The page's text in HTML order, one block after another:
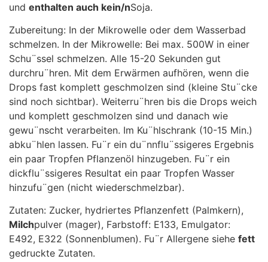
und enthalten auch kein/nSoja.
Zubereitung: In der Mikrowelle oder dem Wasserbad
schmelzen. In der Mikrowelle: Bei max. 500W in einer
Schu¨ssel schmelzen. Alle 15-20 Sekunden gut
durchru¨hren. Mit dem Erwärmen aufhören, wenn die
Drops fast komplett geschmolzen sind (kleine Stu¨cke
sind noch sichtbar). Weiterru¨hren bis die Drops weich
und komplett geschmolzen sind und danach wie
gewu¨nscht verarbeiten. Im Ku¨hlschrank (10-15 Min.)
abku¨hlen lassen. Fu¨r ein du¨nnflu¨ssigeres Ergebnis
ein paar Tropfen Pflanzenöl hinzugeben. Fu¨r ein
dickflu¨ssigeres Resultat ein paar Tropfen Wasser
hinzufu¨gen (nicht wiederschmelzbar).
Zutaten: Zucker, hydriertes Pflanzenfett (Palmkern),
Milchpulver (mager), Farbstoff: E133, Emulgator:
E492, E322 (Sonnenblumen). Fu¨r Allergene siehe fett
gedruckte Zutaten.